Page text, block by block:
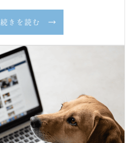
続きを読む